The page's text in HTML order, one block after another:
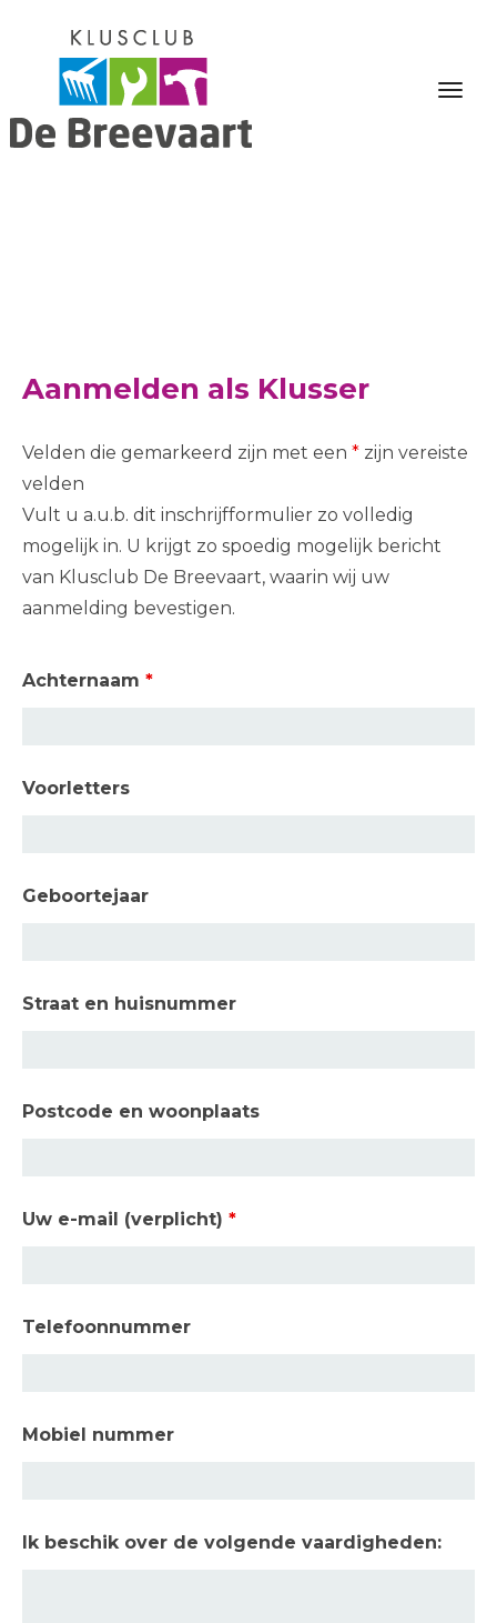
Aanmelden als Klusser
Velden die gemarkeerd zijn met een * zijn vereiste
velden
Vult u a.u.b. dit inschrijfformulier zo volledig
mogelijk in. U krijgt zo spoedig mogelijk bericht
van Klusclub De Breevaart, waarin wij uw
aanmelding bevestigen.
Achternaam *
Voorletters
Geboortejaar
Straat en huisnummer
Postcode en woonplaats
Uw e-mail (verplicht) *
Telefoonnummer
Mobiel nummer
Ik beschik over de volgende vaardigheden: